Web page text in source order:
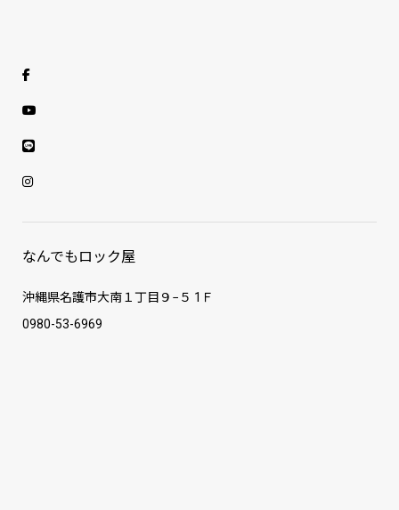
なんでもロック屋
沖縄県名護市大南１丁目９−５ 1Ｆ
0980-53-6969